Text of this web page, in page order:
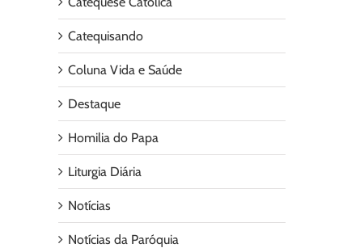
Catequisando
Coluna Vida e Saúde
Destaque
Homilia do Papa
Liturgia Diária
Notícias
Notícias da Paróquia